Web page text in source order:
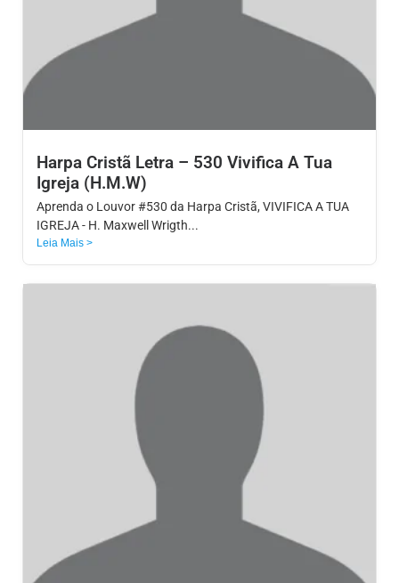
Harpa Cristã Letra – 530 Vivifica A Tua
Igreja (H.M.W)
Aprenda o Louvor #530 da Harpa Cristã, VIVIFICA A TUA
IGREJA - H. Maxwell Wrigth...
Leia Mais >